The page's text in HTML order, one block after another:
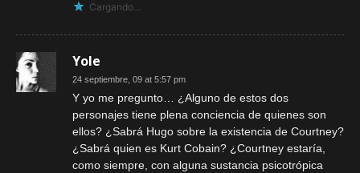
Cargando...
Yole
24 septiembre, 09 at 5:57 pm
Y yo me pregunto… ¿Alguno de estos dos
personajes tiene plena conciencia de quienes son
ellos? ¿Sabrá Hugo sobre la existencia de Courtney?
¿Sabrá quien es Kurt Cobain? ¿Courtney estaría,
como siempre, con alguna sustancia psicotrópica